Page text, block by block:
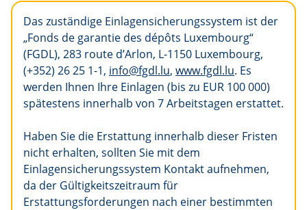
Das zuständige Einlagensicherungssystem ist der
„Fonds de garantie des dépôts Luxembourg“
(FGDL), 283 route d’Arlon, L-1150 Luxembourg,
(+352) 26 25 1-1, info@fgdl.lu, www.fgdl.lu. Es
werden Ihnen Ihre Einlagen (bis zu EUR 100 000)
spätestens innerhalb von 7 Arbeitstagen erstattet.
Haben Sie die Erstattung innerhalb dieser Fristen
nicht erhalten, sollten Sie mit dem
Einlagensicherungssystem Kontakt aufnehmen,
da der Gültigkeitszeitraum für
Erstattungsforderungen nach einer bestimmten